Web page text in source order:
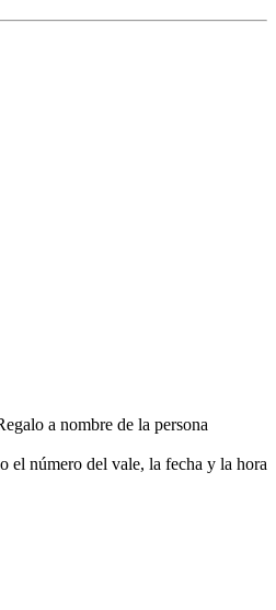
a nombre de la persona
el número del vale, la fecha y la hora